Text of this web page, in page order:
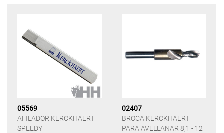
05569
AFILADOR KERCKHAERT
SPEEDY
02407
BROCA KERCKHAERT
PARA AVELLANAR 8,1 - 12